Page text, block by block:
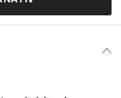
230 kr